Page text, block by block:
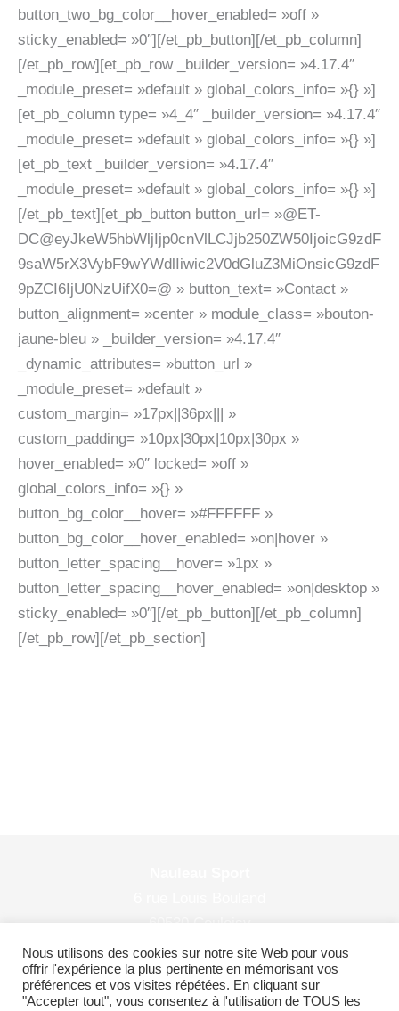
button_two_bg_color__hover_enabled= »off »
sticky_enabled= »0″][/et_pb_button][/et_pb_column]
[/et_pb_row][et_pb_row _builder_version= »4.17.4″
_module_preset= »default » global_colors_info= »{} »]
[et_pb_column type= »4_4″ _builder_version= »4.17.4″
_module_preset= »default » global_colors_info= »{} »]
[et_pb_text _builder_version= »4.17.4″
_module_preset= »default » global_colors_info= »{} »]
[/et_pb_text][et_pb_button button_url= »@ET-
DC@eyJkeW5hbWljIjp0cnVlLCJjb250ZW50IjoicG9zdF
9saW5rX3VybF9wYWdlIiwic2V0dGluZ3MiOnsicG9zdF
9pZCI6IjU0NzUifX0=@ » button_text= »Contact »
button_alignment= »center » module_class= »bouton-
jaune-bleu » _builder_version= »4.17.4″
_dynamic_attributes= »button_url »
_module_preset= »default »
custom_margin= »17px||36px||| »
custom_padding= »10px|30px|10px|30px »
hover_enabled= »0″ locked= »off »
global_colors_info= »{} »
button_bg_color__hover= »#FFFFFF »
button_bg_color__hover_enabled= »on|hover »
button_letter_spacing__hover= »1px »
button_letter_spacing__hover_enabled= »on|desktop »
sticky_enabled= »0″][/et_pb_button][/et_pb_column]
[/et_pb_row][/et_pb_section]
© 2026 Nauleau Sport
Nous utilisons des cookies sur notre site Web pour vous
offrir l'expérience la plus pertinente en mémorisant vos
préférences et vos visites répétées. En cliquant sur
"Accepter tout", vous consentez à l'utilisation de TOUS les